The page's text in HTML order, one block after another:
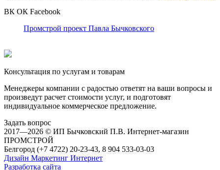
ВК ОК Facebook
Промстрой проект Павла Бычковского
Консультация по услугам и товарам
Менеджеры компании с радостью ответят на ваши вопросы и
произведут расчет стоимости услуг, и подготовят
индивидуальное коммерческое предложение.
Задать вопрос
2017—2026 © ИП Бычковский П.В. Интернет-магазин
ПРОМСТРОЙ
Белгород (+7 4722) 20-23-43, 8 904 533-03-03
Дизайн Маркетинг Интернет
Разработка сайта